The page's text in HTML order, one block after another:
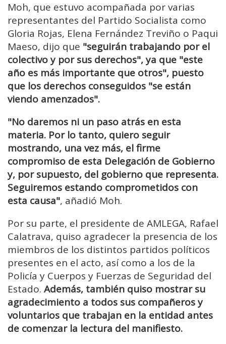
Moh, que estuvo acompañada por varias
representantes del Partido Socialista como
Gloria Rojas, Elena Fernández Treviño o Paqui
Maeso, dijo que "seguirán trabajando por el
colectivo y por sus derechos", ya que "este
año es más importante que otros", puesto
que los derechos conseguidos "se están
viendo amenzados".
"No daremos ni un paso atrás en esta
materia. Por lo tanto, quiero seguir
mostrando, una vez más, el firme
compromiso de esta Delegación de Gobierno
y, por supuesto, del gobierno que representa.
Seguiremos estando comprometidos con
esta causa", añadió Moh.
Por su parte, el presidente de AMLEGA, Rafael
Calatrava, quiso agradecer la presencia de los
miembros de los distintos partidos políticos
presentes en el acto, así como a los de la
Policía y Cuerpos y Fuerzas de Seguridad del
Estado. Además, también quiso mostrar su
agradecimiento a todos sus compañeros y
voluntarios que trabajan en la entidad antes
de comenzar la lectura del manifiesto.